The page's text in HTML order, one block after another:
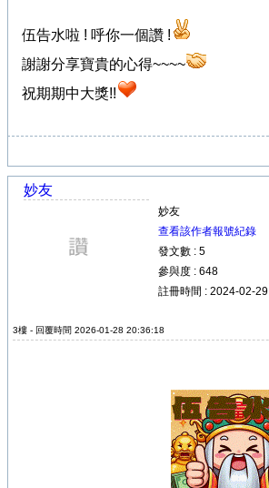
伍告水啦 ! 呼你一個讚 !
謝謝分享寶貴的心得~~~~
祝期期中大獎!!
妙友
妙友
查看該作者報號紀錄
發文數 : 5
參與度 : 648
註冊時間 : 2024-02-29
3樓 - 回覆時間 2026-01-28 20:36:18